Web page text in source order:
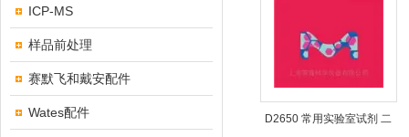
ICP-MS
样品前处理
赛默飞和戴安配件
Wates配件
D2650 常用实验室试剂 二